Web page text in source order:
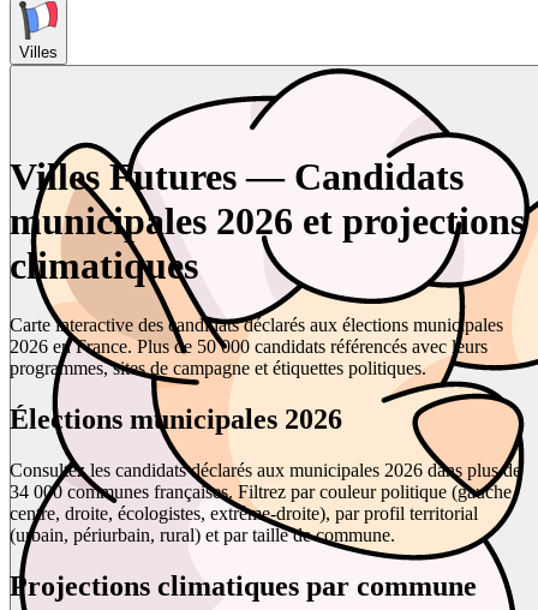
Villes
Villes Futures — Candidats
municipales 2026 et projections
climatiques
Carte interactive des candidats déclarés aux élections municipales
2026 en France. Plus de 50 000 candidats référencés avec leurs
programmes, sites de campagne et étiquettes politiques.
Élections municipales 2026
Consultez les candidats déclarés aux municipales 2026 dans plus de
34 000 communes françaises. Filtrez par couleur politique (gauche,
centre, droite, écologistes, extrême-droite), par profil territorial
(urbain, périurbain, rural) et par taille de commune.
Projections climatiques par commune